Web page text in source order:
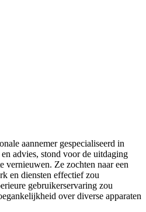
aannemer gespecialiseerd in
advies, stond voor de uitdaging
vernieuwen. Ze zochten naar een
en diensten effectief zou
gebruikerservaring zou
over diverse apparaten